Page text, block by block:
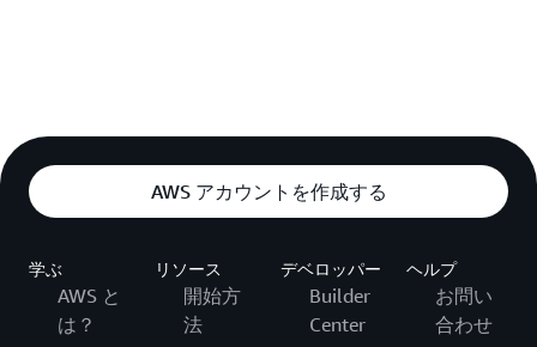
AWS アカウントを作成する
学ぶ
AWS と
は？
リソース
開始方
法
デベロッパー
Builder
Center
ヘルプ
お問い
合わせ